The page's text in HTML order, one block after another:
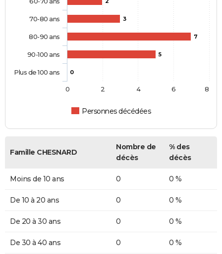
3
7
5
0
Personnes décédées
70-80 ans
80-90 ans
90-100 ans
Plus de 100 ans
0 2 4 6 8
Famille CHESNARD
Nombre de
décès
% des
décès
Moins de 10 ans 0 0 %
De 10 à 20 ans 0 0 %
De 20 à 30 ans 0 0 %
De 30 à 40 ans 0 0 %